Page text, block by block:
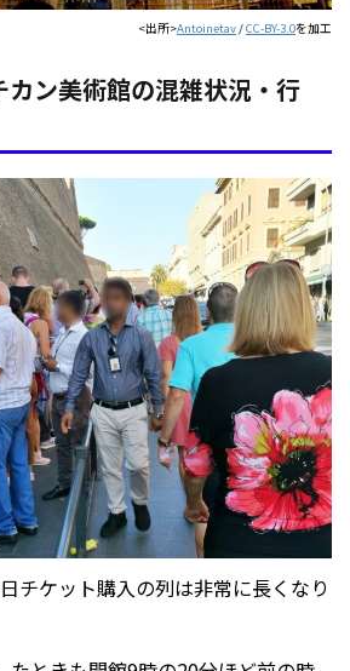
<出所>Antoinetav/CC-BY-3.0を加工
ン美術館の混雑状況・行
チケット購入の列は非常に長くなり